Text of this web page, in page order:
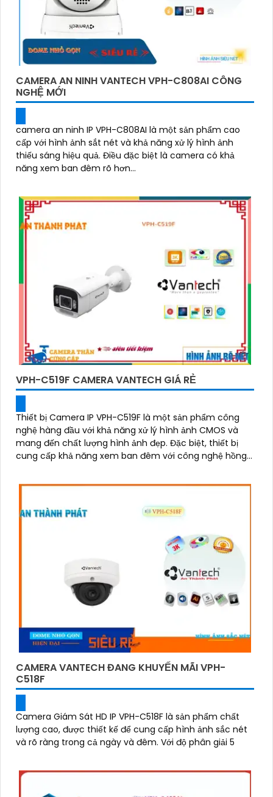
CAMERA AN NINH VANTECH VPH-C808AI CÔNG
NGHỆ MỚI
camera an ninh IP VPH-C808AI là một sản phẩm cao
cấp với hình ảnh sắt nét và khả năng xử lý hình ảnh
thiếu sáng hiệu quả. Điều đặc biệt là camera có khả
năng xem ban đêm rõ hơn...
VPH-C519F CAMERA VANTECH GIÁ RẺ
Thiết bị Camera IP VPH-C519F là một sản phẩm công
nghệ hàng đầu với khả năng xử lý hình ảnh CMOS và
mang đến chất lượng hình ảnh đẹp. Đặc biệt, thiết bị
cung cấp khả năng xem ban đêm với công nghệ hồng
CAMERA VANTECH ĐANG KHUYẾN MÃI VPH-
C518F
Camera Giám Sát HD IP VPH-C518F là sản phẩm chất
lượng cao, được thiết kế để cung cấp hình ảnh sắc nét
và rõ ràng trong cả ngày và đêm. Với độ phân giải 5